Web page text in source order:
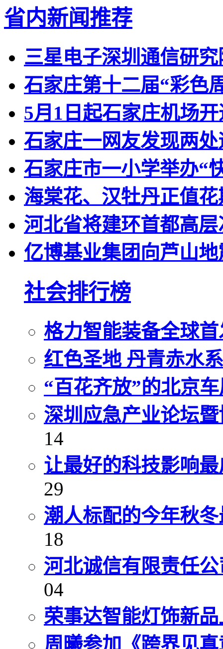
省内新闻推荐
三星电子深圳通信研
石家庄第十二届“彩色
5月1日起石家庄机场
石家庄一网友发现两
石家庄市一小学举办“
海棠花、汉牡丹正值
河北省将建环首都高
亿博基业集团向芦山
社会排行榜
格力智能装备全球
红色圣地 丹青赤水
“百花齐放”的北京
深圳应急产业论坛
14
让最好的科技影响
29
潮人标配的今年秋
18
河北诚信有限责任
04
荣事达智能灯饰新
周曦参加《跨界见